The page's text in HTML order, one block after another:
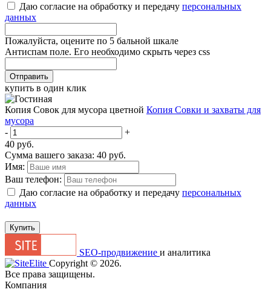
Даю согласие на обработку и передачу персональных
данных
Пожалуйста, оцените по 5 бальной шкале
Антиспам поле. Его необходимо скрыть через css
Отправить
купить в один клик
Копия Совок для мусора цветной Копия Совки и захваты для
мусора
-
+
40 руб.
Сумма вашего заказа: 40 руб.
Имя:
Ваш телефон:
Даю согласие на обработку и передачу персональных
данных
Купить
SEO-продвижение и аналитика
Сopyright © 2026.
Все права защищены.
Компания